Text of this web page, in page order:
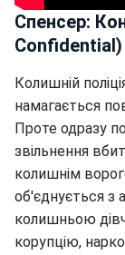
Спенсер:
Confidential)
Колишній
намагається
Проте одразу
звільнення
колишнім
об'єднується
колишньою
корупцію,